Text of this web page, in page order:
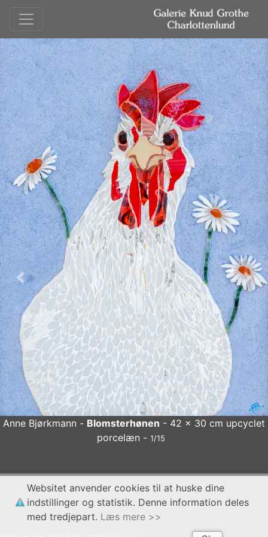
Anne Bjørkmann - Blomsterhønen - 42 x 30 cm upcyclet
porcelæn - 1/15
Anne BjørkmannBlomsterhønen- 42 x 30 cm upcyclet
porcelænx
Forrige
Websitet anvender cookies til at huske dine
indstillinger og statistik. Denne information deles
med tredjepart. Læs mere >>